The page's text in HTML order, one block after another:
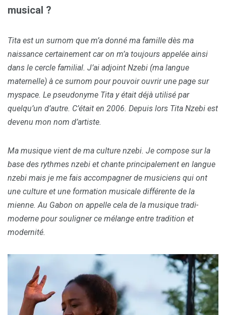
musical ?
Tita est un surnom que m’a donné ma famille dès ma
naissance certainement car on m’a toujours appelée ainsi
dans le cercle familial. J’ai adjoint Nzebi (ma langue
maternelle) à ce surnom pour pouvoir ouvrir une page sur
myspace. Le pseudonyme Tita y était déjà utilisé par
quelqu’un d’autre. C’était en 2006. Depuis lors Tita Nzebi est
devenu mon nom d’artiste.
Ma musique vient de ma culture nzebi. Je compose sur la
base des rythmes nzebi et chante principalement en langue
nzebi mais je me fais accompagner de musiciens qui ont
une culture et une formation musicale différente de la
mienne. Au Gabon on appelle cela de la musique tradi-
moderne pour souligner ce mélange entre tradition et
modernité.